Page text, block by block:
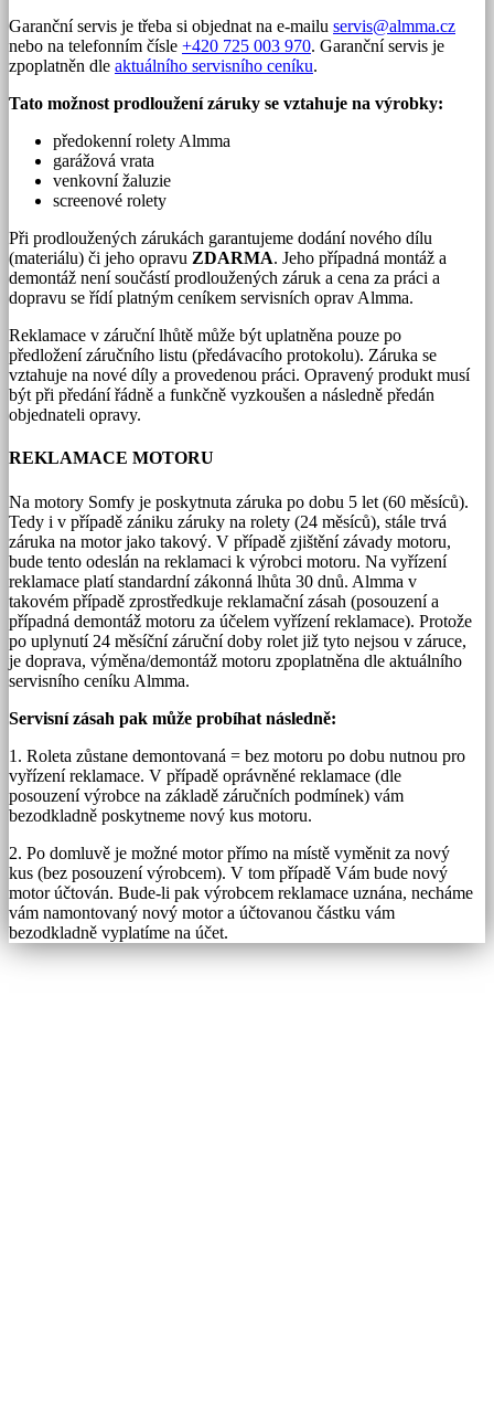
Garanční servis je třeba si objednat na e-mailu servis@almma.cz
nebo na telefonním čísle +420 725 003 970. Garanční servis je
zpoplatněn dle aktuálního servisního ceníku.
Tato možnost prodloužení záruky se vztahuje na výrobky:
předokenní rolety Almma
garážová vrata
venkovní žaluzie
screenové rolety
Při prodloužených zárukách garantujeme dodání nového dílu
(materiálu) či jeho opravu ZDARMA. Jeho případná montáž a
demontáž není součástí prodloužených záruk a cena za práci a
dopravu se řídí platným ceníkem servisních oprav Almma.
Reklamace v záruční lhůtě může být uplatněna pouze po
předložení záručního listu (předávacího protokolu). Záruka se
vztahuje na nové díly a provedenou práci. Opravený produkt musí
být při předání řádně a funkčně vyzkoušen a následně předán
objednateli opravy.
REKLAMACE MOTORU
Na motory Somfy je poskytnuta záruka po dobu 5 let (60 měsíců).
Tedy i v případě zániku záruky na rolety (24 měsíců), stále trvá
záruka na motor jako takový. V případě zjištění závady motoru,
bude tento odeslán na reklamaci k výrobci motoru. Na vyřízení
reklamace platí standardní zákonná lhůta 30 dnů. Almma v
takovém případě zprostředkuje reklamační zásah (posouzení a
případná demontáž motoru za účelem vyřízení reklamace). Protože
po uplynutí 24 měsíční záruční doby rolet již tyto nejsou v záruce,
je doprava, výměna/demontáž motoru zpoplatněna dle aktuálního
servisního ceníku Almma.
Servisní zásah pak může probíhat následně:
1. Roleta zůstane demontovaná = bez motoru po dobu nutnou pro
vyřízení reklamace. V případě oprávněné reklamace (dle
posouzení výrobce na základě záručních podmínek) vám
bezodkladně poskytneme nový kus motoru.
2. Po domluvě je možné motor přímo na místě vyměnit za nový
kus (bez posouzení výrobcem). V tom případě Vám bude nový
motor účtován. Bude-li pak výrobcem reklamace uznána, necháme
vám namontovaný nový motor a účtovanou částku vám
bezodkladně vyplatíme na účet.